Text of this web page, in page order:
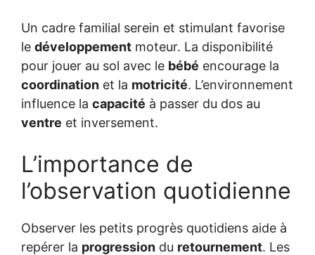
Un cadre familial serein et stimulant favorise
le développement moteur. La disponibilité
pour jouer au sol avec le bébé encourage la
coordination et la motricité. L’environnement
influence la capacité à passer du dos au
ventre et inversement.
L’importance de
l’observation quotidienne
Observer les petits progrès quotidiens aide à
repérer la progression du retournement. Les